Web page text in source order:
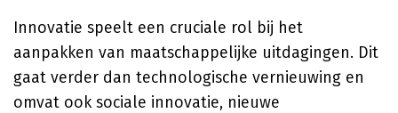
Innovatie speelt een cruciale rol bij het
aanpakken van maatschappelijke uitdagingen. Dit
gaat verder dan technologische vernieuwing en
omvat ook sociale innovatie, nieuwe